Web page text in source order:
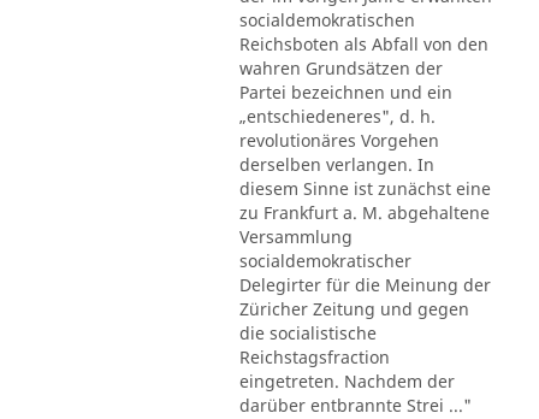
socialdemokratischen
Reichsboten als Abfall von den
wahren Grundsätzen der
Partei bezeichnen und ein
„entschiedeneres", d. h.
revolutionäres Vorgehen
derselben verlangen. In
diesem Sinne ist zunächst eine
zu Frankfurt a. M. abgehaltene
Versammlung
socialdemokratischer
Delegirter für die Meinung der
Züricher Zeitung und gegen
die socialistische
Reichstagsfraction
eingetreten. Nachdem der
darüber entbrannte Strei ..."